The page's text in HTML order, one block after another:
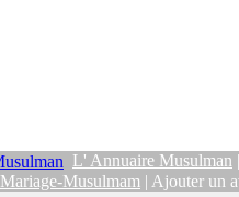
L' Annuaire Musulman
Mariage-Musulmam | Ajouter un